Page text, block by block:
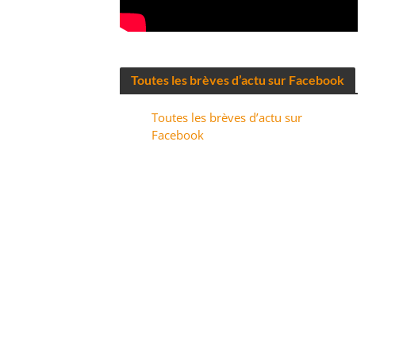
Toutes les brèves d’actu sur Facebook
Toutes les brèves d’actu sur
Facebook